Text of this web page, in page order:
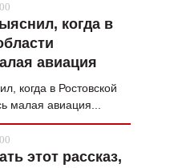
когда в
авиация
когда в Ростовской
малая авиация...
этот рассказ,